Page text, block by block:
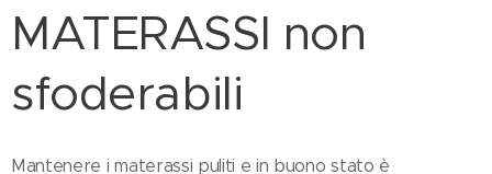
MATERASSI non
sfoderabili
Mantenere i materassi puliti e in buono stato è